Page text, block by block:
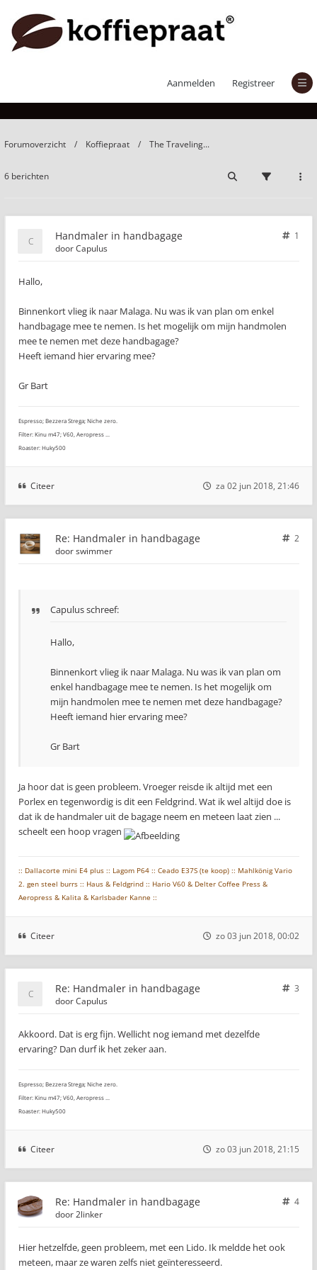
Aanmelden Registreer
Handmaler in handbagage
Forumoverzicht Koffiepraat The Traveling...
6 berichten
Handmaler in handbagage
1
doorCapulus
Hallo,
Binnenkort vlieg ik naar Malaga. Nu was ik van plan om enkel
handbagage mee te nemen. Is het mogelijk om mijn handmolen
mee te nemen met deze handbagage?
Heeft iemand hier ervaring mee?
Gr Bart
Espresso; Bezzera Strega; Niche zero.
Filter: Kinu m47; V60, Aeropress ...
Roaster: Huky500
Citeer za 02 jun 2018, 21:46
Re: Handmaler in handbagage
2
doorswimmer
Capulus schreef:
Hallo,
Binnenkort vlieg ik naar Malaga. Nu was ik van plan om
enkel handbagage mee te nemen. Is het mogelijk om
mijn handmolen mee te nemen met deze handbagage?
Heeft iemand hier ervaring mee?
Gr Bart
Ja hoor dat is geen probleem. Vroeger reisde ik altijd met een
Porlex en tegenwordig is dit een Feldgrind. Wat ik wel altijd doe is
dat ik de handmaler uit de bagage neem en meteen laat zien ...
scheelt een hoop vragen
:: Dallacorte mini E4 plus :: Lagom P64 :: Ceado E37S (te koop) :: Mahlkönig Vario
2. gen steel burrs :: Haus & Feldgrind :: Hario V60 & Delter Coffee Press &
Aeropress & Kalita & Karlsbader Kanne ::
Citeer zo 03 jun 2018, 00:02
Re: Handmaler in handbagage
3
doorCapulus
Akkoord. Dat is erg fijn. Wellicht nog iemand met dezelfde
ervaring? Dan durf ik het zeker aan.
Espresso; Bezzera Strega; Niche zero.
Filter: Kinu m47; V60, Aeropress ...
Roaster: Huky500
Citeer zo 03 jun 2018, 21:15
Re: Handmaler in handbagage
4
door2linker
Hier hetzelfde, geen probleem, met een Lido. Ik meldde het ook
meteen, maar ze waren zelfs niet geïnteresseerd.